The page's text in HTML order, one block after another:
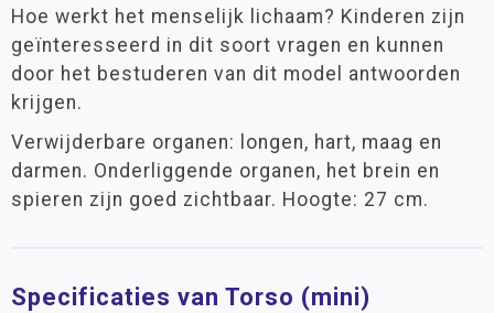
Hoe werkt het menselijk lichaam? Kinderen zijn
geïnteresseerd in dit soort vragen en kunnen
door het bestuderen van dit model antwoorden
krijgen.
Verwijderbare organen: longen, hart, maag en
darmen. Onderliggende organen, het brein en
spieren zijn goed zichtbaar. Hoogte: 27 cm.
Specificaties van Torso (mini)